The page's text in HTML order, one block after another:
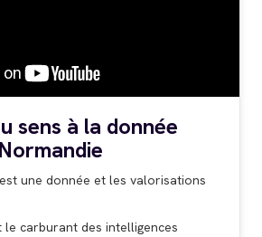
sens à la donnée
une donnée et les valorisations
le carburant des intelligences